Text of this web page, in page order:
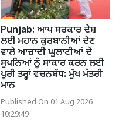
Punjab: ਆਪ ਸਰਕਾਰ ਦੇਸ਼
ਲਈ ਮਹਾਨ ਕੁਰਬਾਨੀਆਂ ਦੇਣ
ਵਾਲੇ ਆਜ਼ਾਦੀ ਘੁਲਾਟੀਆਂ ਦੇ
ਸੁਪਨਿਆਂ ਨੂੰ ਸਾਕਾਰ ਕਰਨ ਲਈ
ਪੂਰੀ ਤਰ੍ਹਾਂ ਵਚਨਬੱਧ: ਮੁੱਖ ਮੰਤਰੀ
ਮਾਨ
Published On 01 Aug 2026
10:29:49